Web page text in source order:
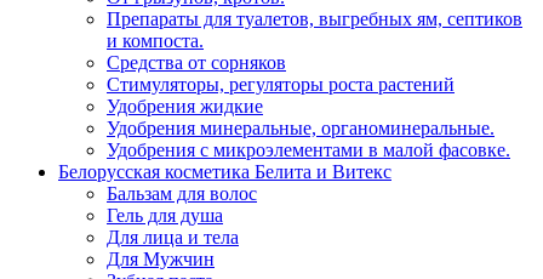
Препараты для туалетов, выгребных ям, септиков
и компоста.
Средства от сорняков
Стимуляторы, регуляторы роста растений
Удобрения жидкие
Удобрения минеральные, органоминеральные.
Удобрения с микроэлементами в малой фасовке.
Белорусская косметика Белита и Витекс
Бальзам для волос
Гель для душа
Для лица и тела
Для Мужчин